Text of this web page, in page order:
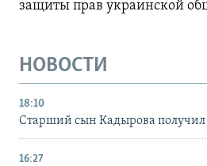
защиты прав украинской
НОВОСТИ
18:10
Старший сын Кадырова получил
16:27